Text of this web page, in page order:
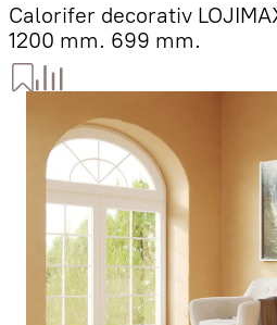
Calorifer decorativ
1200 mm. 699 mm.